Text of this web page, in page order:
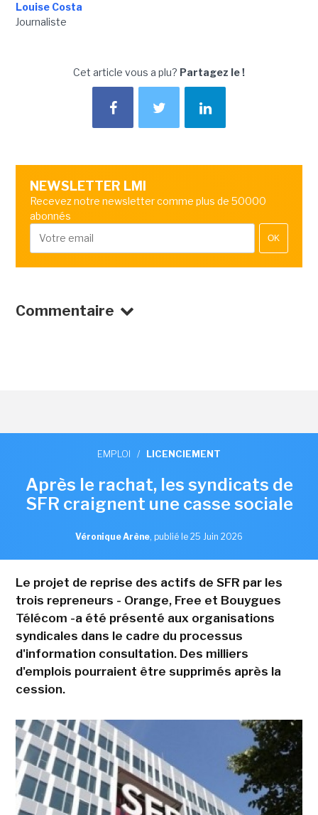
Louise Costa
Journaliste
Cet article vous a plu? Partagez le !
NEWSLETTER LMI
Recevez notre newsletter comme plus de 50000
abonnés
OK
Commentaire
EMPLOI / LICENCIEMENT
Après le rachat, les syndicats de
SFR craignent une casse sociale
Véronique Arène, publié le 25 Juin 2026
Le projet de reprise des actifs de SFR par les
trois repreneurs - Orange, Free et Bouygues
Télécom -a été présenté aux organisations
syndicales dans le cadre du processus
d'information consultation. Des milliers
d'emplois pourraient être supprimés après la
cession.